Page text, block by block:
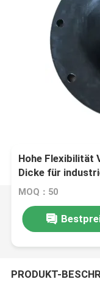
Hohe Flexibilität
Dicke für
MOQ：50
PRODUKT-